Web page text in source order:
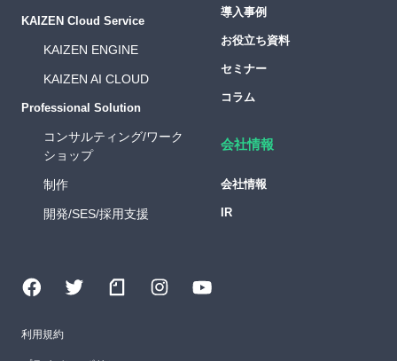
KAIZEN Cloud Service
KAIZEN ENGINE
KAIZEN AI CLOUD
Professional Solution
コンサルティング/ワーク
ショップ
制作
開発/SES/採用支援
導入事例
お役立ち資料
セミナー
コラム
会社情報
会社情報
IR
利用規約